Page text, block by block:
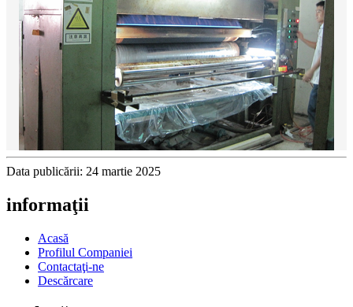
Data publicării: 24 martie 2025
informaţii
Acasă
Profilul Companiei
Contactaţi-ne
Descărcare